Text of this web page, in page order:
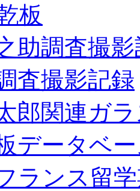
板
助調査撮
査撮影記録
郎関連ガ
データベ
ランス留